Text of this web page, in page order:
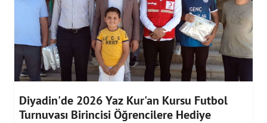
Diyadin'de 2026 Yaz Kur'an Kursu Futbol
Turnuvası Birincisi Öğrencilere Hediye